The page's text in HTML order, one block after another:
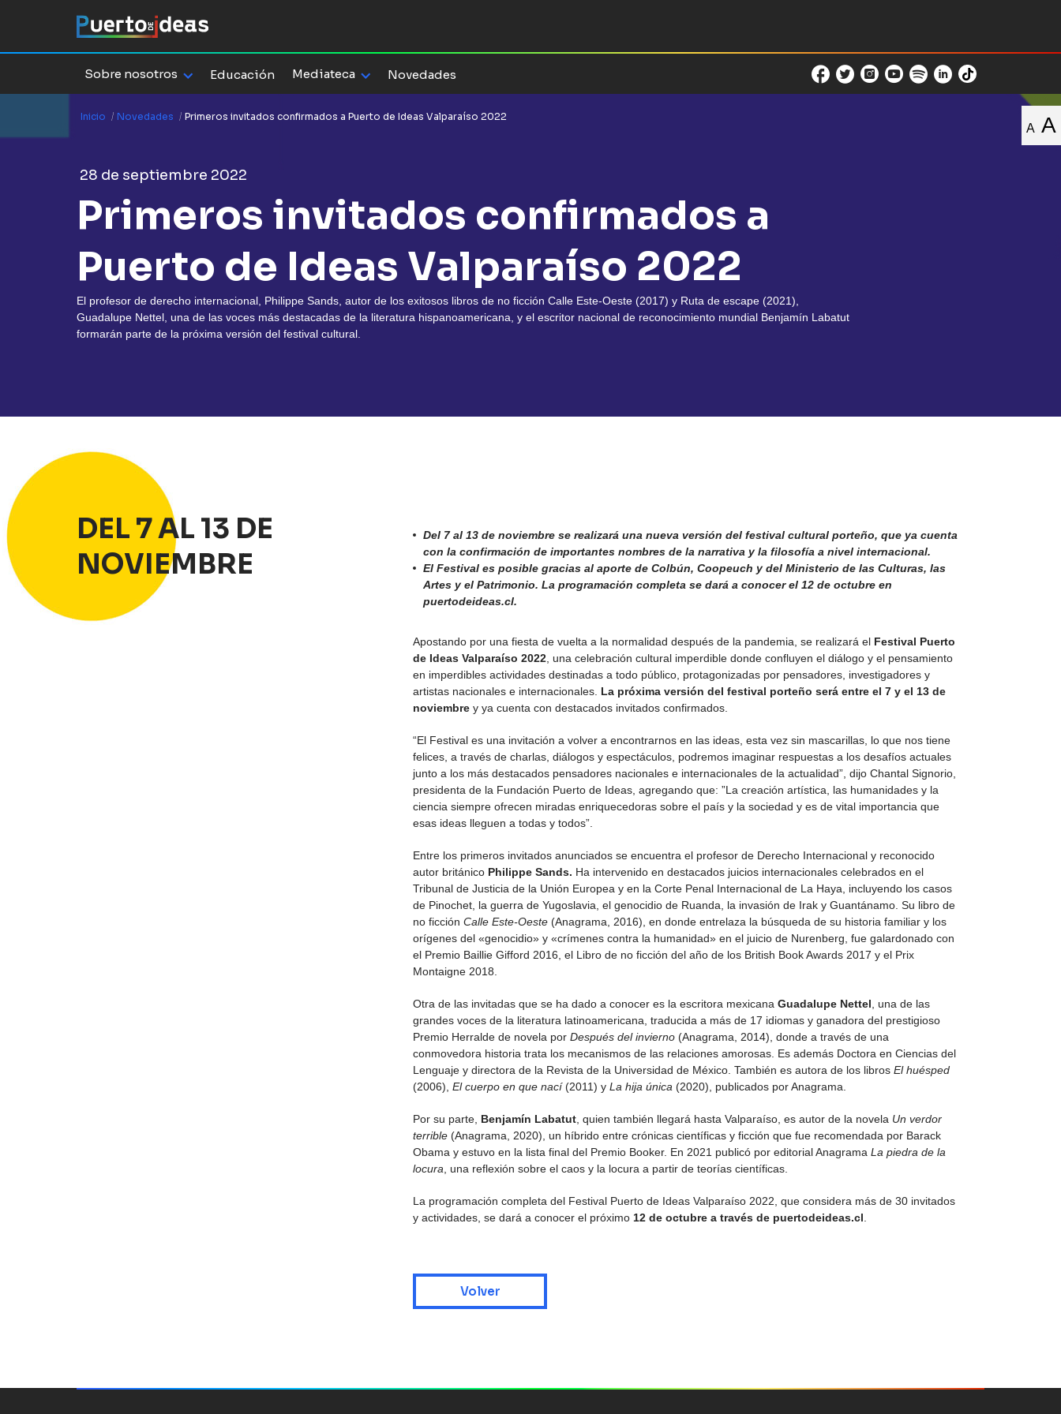
Sobre nosotros Educación Mediateca Novedades
A A
Inicio / Novedades / Primeros invitados confirmados a Puerto de Ideas Valparaíso 2022
28 de septiembre 2022
Primeros invitados confirmados a
Puerto de Ideas Valparaíso 2022
El profesor de derecho internacional, Philippe Sands, autor de los exitosos libros de no ficción Calle Este-Oeste (2017) y Ruta de escape (2021),
Guadalupe Nettel, una de las voces más destacadas de la literatura hispanoamericana, y el escritor nacional de reconocimiento mundial Benjamín Labatut
formarán parte de la próxima versión del festival cultural.
DEL 7 AL 13 DE
NOVIEMBRE
Del 7 al 13 de noviembre se realizará una nueva versión del festival cultural porteño, que ya cuenta
con la confirmación de importantes nombres de la narrativa y la filosofía a nivel internacional.
El Festival es posible gracias al aporte de Colbún, Coopeuch y del Ministerio de las Culturas, las
Artes y el Patrimonio. La programación completa se dará a conocer el 12 de octubre en
puertodeideas.cl.
Apostando por una fiesta de vuelta a la normalidad después de la pandemia, se realizará el Festival Puerto
de Ideas Valparaíso 2022 , una celebración cultural imperdible donde confluyen el diálogo y el pensamiento
en imperdibles actividades destinadas a todo público, protagonizadas por pensadores, investigadores y
artistas nacionales e internacionales. La próxima versión del festival porteño será entre el 7 y el 13 de
noviembre y ya cuenta con destacados invitados confirmados.
“El Festival es una invitación a volver a encontrarnos en las ideas, esta vez sin mascarillas, lo que nos tiene
felices, a través de charlas, diálogos y espectáculos, podremos imaginar respuestas a los desafíos actuales
junto a los más destacados pensadores nacionales e internacionales de la actualidad”, dijo Chantal Signorio,
presidenta de la Fundación Puerto de Ideas, agregando que: ”La creación artística, las humanidades y la
ciencia siempre ofrecen miradas enriquecedoras sobre el país y la sociedad y es de vital importancia que
esas ideas lleguen a todas y todos”.
Entre los primeros invitados anunciados se encuentra el profesor de Derecho Internacional y reconocido
autor británico Philippe Sands. Ha intervenido en destacados juicios internacionales celebrados en el
Tribunal de Justicia de la Unión Europea y en la Corte Penal Internacional de La Haya, incluyendo los casos
de Pinochet, la guerra de Yugoslavia, el genocidio de Ruanda, la invasión de Irak y Guantánamo. Su libro de
no ficciónCalle Este-Oeste (Anagrama, 2016), en donde entrelaza la búsqueda de su historia familiar y los
orígenes del «genocidio» y «crímenes contra la humanidad» en el juicio de Nurenberg, fue galardonado con
el Premio Baillie Gifford 2016, el Libro de no ficción del año de los British Book Awards 2017 y el Prix
Montaigne 2018.
Otra de las invitadas que se ha dado a conocer es la escritora mexicanaGuadalupe Nettel , una de las
grandes voces de la literatura latinoamericana, traducida a más de 17 idiomas y ganadora del prestigioso
Premio Herralde de novela porDespués del invierno (Anagrama, 2014), donde a través de una
conmovedora historia trata los mecanismos de las relaciones amorosas. Es además Doctora en Ciencias del
Lenguaje y directora de la Revista de la Universidad de México. También es autora de los libros El huésped
(2006),El cuerpo en que nací(2011) yLa hija única (2020), publicados por Anagrama.
Por su parte, Benjamín Labatut , quien también llegará hasta Valparaíso, es autor de la novela Un verdor
terrible (Anagrama, 2020), un híbrido entre crónicas científicas y ficción que fue recomendada por Barack
Obama y estuvo en la lista final del Premio Booker. En 2021 publicó por editorial AnagramaLa piedra de la
locura , una reflexión sobre el caos y la locura a partir de teorías científicas.
La programación completa del Festival Puerto de Ideas Valparaíso 2022, que considera más de 30 invitados
y actividades, se dará a conocer el próximo 12 de octubre a través de puertodeideas.cl
Volver